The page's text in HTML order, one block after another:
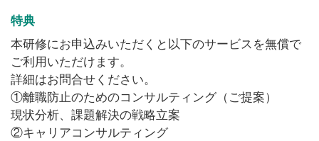
特典
本研修にお申込みいただくと以下のサービスを無償で
ご利用いただけます。
詳細はお問合せください。
①離職防止のためのコンサルティング（ご提案）
現状分析、課題解決の戦略立案
②キャリアコンサルティング